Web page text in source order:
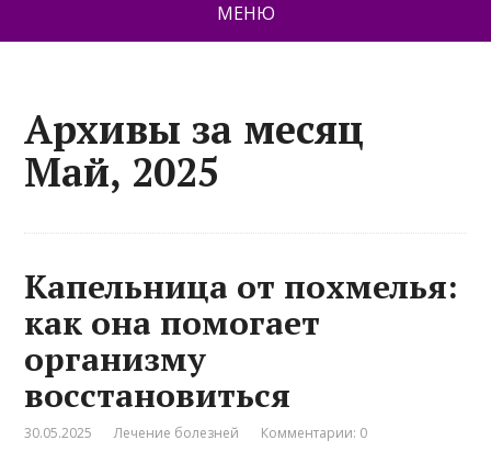
МЕНЮ
Архивы за месяц
Май, 2025
Капельница от похмелья:
как она помогает
организму
восстановиться
30.05.2025 Лечение болезней Комментарии: 0